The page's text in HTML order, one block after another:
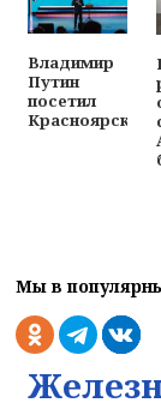
Владимир
Путин
посетил
Красноярск
Мы в